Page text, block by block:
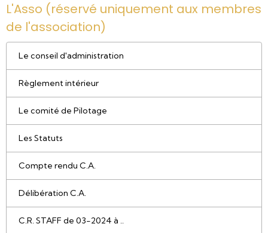
L'Asso (réservé uniquement aux membres
de l'association)
Le conseil d'administration
Règlement intérieur
Le comité de Pilotage
Les Statuts
Compte rendu C.A.
Délibération C.A.
C.R. STAFF de 03-2024 à ..